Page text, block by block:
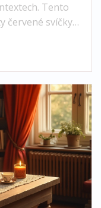
Tento
červené svíčky,
tipy pro její
své duchovní